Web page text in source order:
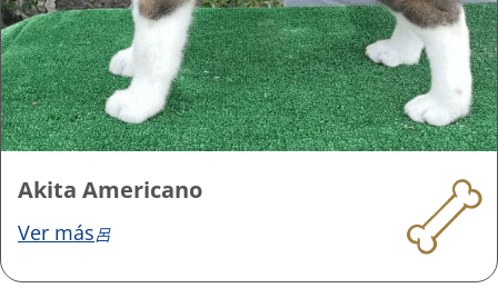
Akita Americano
Ver más